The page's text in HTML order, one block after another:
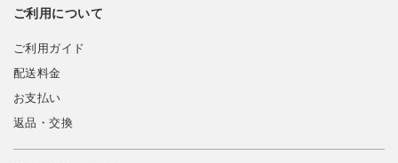
ご利用について
ご利用ガイド
配送料金
お支払い
返品・交換